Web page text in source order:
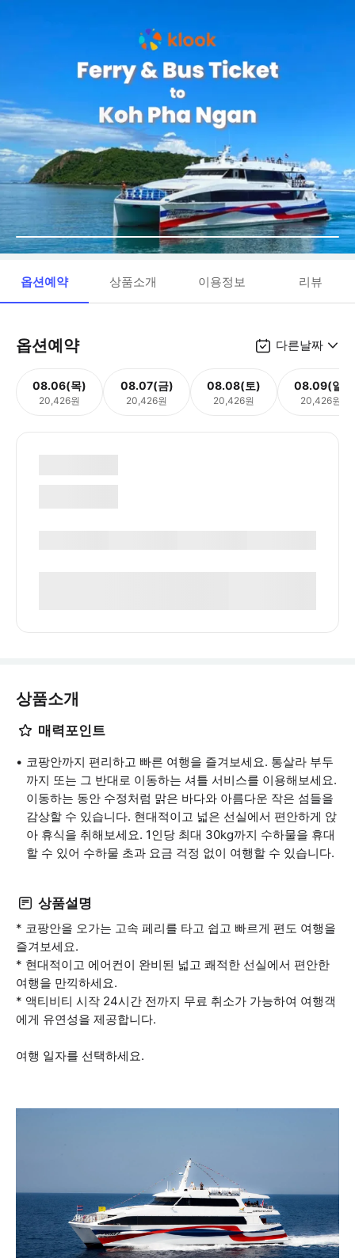
옵션예약 상품소개 이용정보 리뷰
옵션예약 다른날짜
08.06(목)
20,426원
08.07(금)
20,426원
08.08(토)
20,426원
08.09(일)
20,426원
상품소개
매력포인트
코팡안까지 편리하고 빠른 여행을 즐겨보세요. 통살라 부두
까지 또는 그 반대로 이동하는 셔틀 서비스를 이용해보세요.
이동하는 동안 수정처럼 맑은 바다와 아름다운 작은 섬들을
감상할 수 있습니다. 현대적이고 넓은 선실에서 편안하게 앉
아 휴식을 취해보세요. 1인당 최대 30kg까지 수하물을 휴대
할 수 있어 수하물 초과 요금 걱정 없이 여행할 수 있습니다.
상품설명
* 코팡안을 오가는 고속 페리를 타고 쉽고 빠르게 편도 여행을
즐겨보세요.
* 현대적이고 에어컨이 완비된 넓고 쾌적한 선실에서 편안한
여행을 만끽하세요.
* 액티비티 시작 24시간 전까지 무료 취소가 가능하여 여행객
에게 유연성을 제공합니다.
여행 일자를 선택하세요.